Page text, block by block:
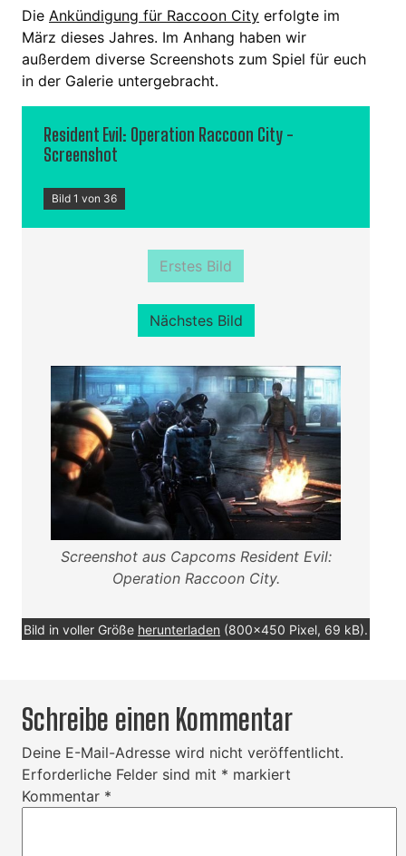
Die Ankündigung für Raccoon City erfolgte im
März dieses Jahres. Im Anhang haben wir
außerdem diverse Screenshots zum Spiel für euch
in der Galerie untergebracht.
Resident Evil: Operation Raccoon City -
Screenshot
Bild 1 von 36
Erstes Bild
Nächstes Bild
Screenshot aus Capcoms Resident Evil:
Operation Raccoon City.
Bild in voller Größe herunterladen (800x450 Pixel, 69 kB).
Schreibe einen Kommentar
Deine E-Mail-Adresse wird nicht veröffentlicht.
Erforderliche Felder sind mit * markiert
Kommentar *